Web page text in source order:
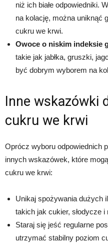
niż ich białe odpowiedniki.
na kolację, można uniknąć
cukru we krwi.
Owoce o niskim indeksie
takie jak jabłka, gruszki,
być dobrym wyborem na
Inne wskazówki
cukru we krwi
Oprócz wyboru odpowiednich
innych wskazówek, które
cukru we krwi:
Unikaj spożywania dużych
takich jak cukier, słodycze i
Staraj się jeść regularne
utrzymać stabilny poziom